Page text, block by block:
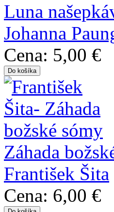
Luna
Johanna
Cena: 5,00 €
Záhada
František Šita
Cena: 6,00 €